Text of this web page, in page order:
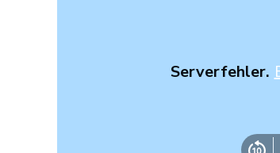
Serverfehler.